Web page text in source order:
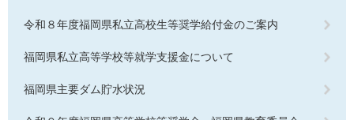
令和８年度福岡県私立高校生等奨学給付金のご案内
福岡県私立高等学校等就学支援金について
福岡県主要ダム貯水状況